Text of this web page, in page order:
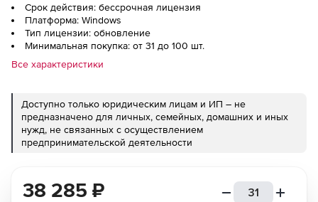
Срок действия: бессрочная лицензия
Платформа: Windows
Тип лицензии: обновление
Минимальная покупка: от 31 до 100 шт.
Все характеристики
Доступно только юридическим лицам и ИП – не
предназначено для личных, семейных, домашних и иных
нужд, не связанных с осуществлением
предпринимательской деятельности
38 285 ₽